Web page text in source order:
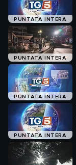
PUNTATA INTERA
PUNTATA INTERA
PUNTATA INTERA
PUNTATA INTERA